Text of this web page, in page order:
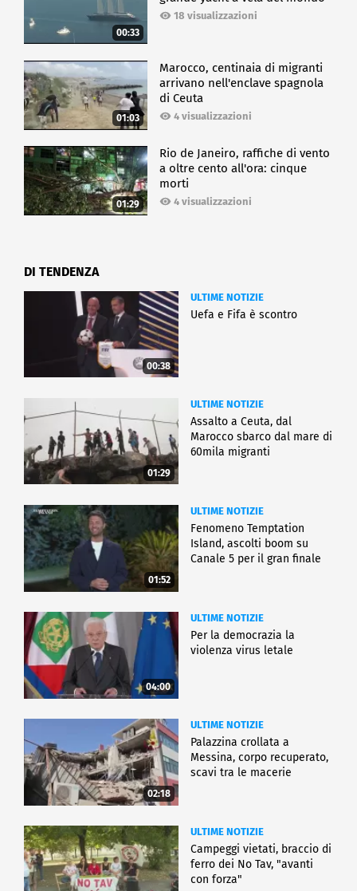
00:33
18 visualizzazioni
01:03
Marocco, centinaia di migranti
arrivano nell'enclave spagnola
di Ceuta
4 visualizzazioni
01:29
Rio de Janeiro, raffiche di vento
a oltre cento all'ora: cinque
morti
4 visualizzazioni
DI TENDENZA
00:38
ULTIME NOTIZIE
Uefa e Fifa è scontro
01:29
ULTIME NOTIZIE
Assalto a Ceuta, dal
Marocco sbarco dal mare di
60mila migranti
01:52
ULTIME NOTIZIE
Fenomeno Temptation
Island, ascolti boom su
Canale 5 per il gran finale
04:00
ULTIME NOTIZIE
Per la democrazia la
violenza virus letale
02:18
ULTIME NOTIZIE
Palazzina crollata a
Messina, corpo recuperato,
scavi tra le macerie
ULTIME NOTIZIE
Campeggi vietati, braccio di
ferro dei No Tav, "avanti
con forza"